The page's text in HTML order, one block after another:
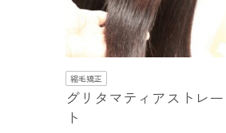
縮毛矯正
グリタマティアストレー
ト